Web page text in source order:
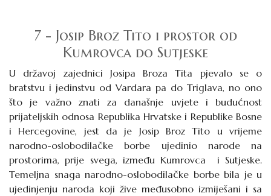
7 - Josip Broz Tito i prostor od
Kumrovca do Sutjeske
U državoj zajednici Josipa Broza Tita pjevalo se o
bratstvu i jedinstvu od Vardara pa do Triglava, no ono
što je važno znati za današnje uvjete i budućnost
prijateljskih odnosa Republika Hrvatske i Republike Bosne
i Hercegovine, jest da je Josip Broz Tito u vrijeme
narodno-oslobodilačke borbe ujedinio narode na
prostorima, prije svega, između Kumrovca i Sutjeske.
Temeljna snaga narodno-oslobodilačke borbe bila je u
ujedinjenju naroda koji žive međusobno izmiješani i sa